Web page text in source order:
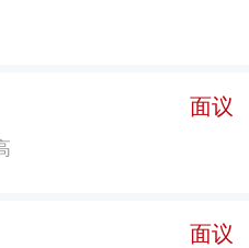
人，硕士649人;高级专业
目2个，省临床重点专科
重点专科10个，市医学重
治中心、长沙市儿童急救
面议
面议